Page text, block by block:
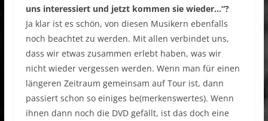
uns interessiert und jetzt kommen sie wieder…“?
Ja klar ist es schön, von diesen Musikern ebenfalls
noch beachtet zu werden. Mit allen verbindet uns,
dass wir etwas zusammen erlebt haben, was wir
nicht wieder vergessen werden. Wenn man für einen
längeren Zeitraum gemeinsam auf Tour ist, dann
passiert schon so einiges be(merkenswertes). Wenn
ihnen dann noch die DVD gefällt, ist das doch eine